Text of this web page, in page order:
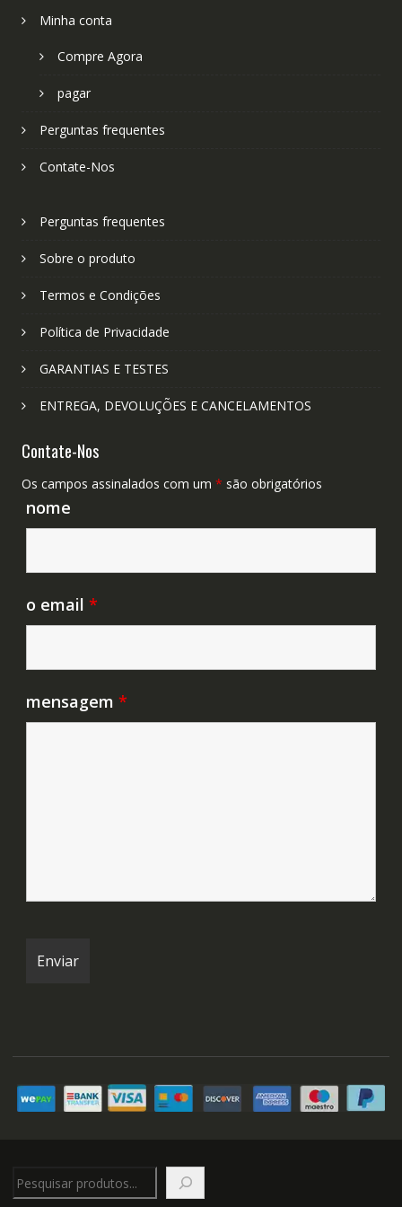
Minha conta
Compre Agora
pagar
Perguntas frequentes
Contate-Nos
Perguntas frequentes
Sobre o produto
Termos e Condições
Política de Privacidade
GARANTIAS E TESTES
ENTREGA, DEVOLUÇÕES E CANCELAMENTOS
Contate-Nos
Os campos assinalados com um * são obrigatórios
nome
o email *
mensagem *